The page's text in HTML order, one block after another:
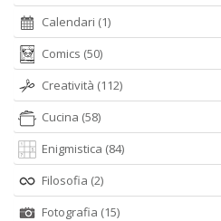
Calendari (1)
Comics (50)
Creatività (112)
Cucina (58)
Enigmistica (84)
Filosofia (2)
Fotografia (15)